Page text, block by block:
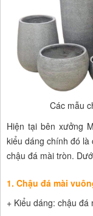
Các mẫu
Hiện tại bên xưởng
kiểu dáng chính đó là
chậu đá mài tròn.
1. Chậu đá mài
+ Kiểu dáng: chậu đá